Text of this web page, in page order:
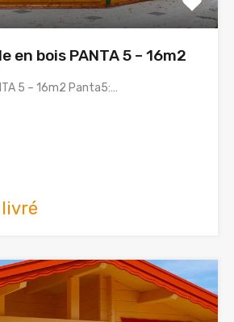
en bois PANTA 5 – 16m2
5 – 16m2 Panta5:…
livré